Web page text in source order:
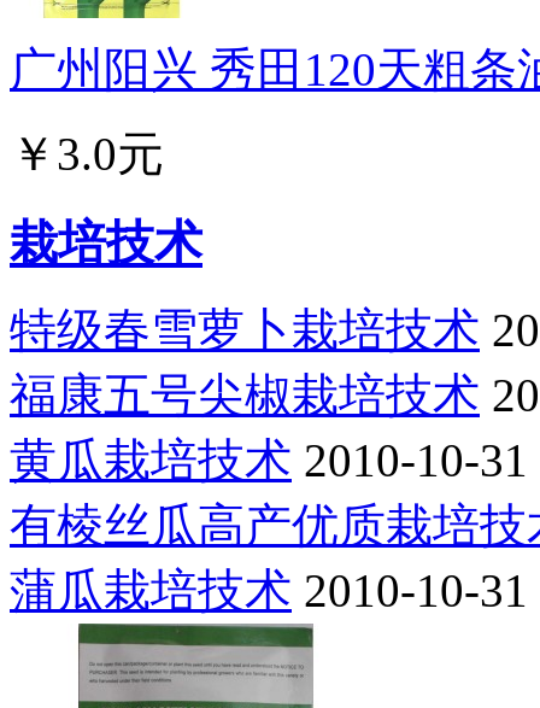
广州阳兴 秀田120天粗
￥3.0元
栽培技术
特级春雪萝卜栽培技术
福康五号尖椒栽培技术
黄瓜栽培技术 2010-10-31
有棱丝瓜高产优质栽培技
蒲瓜栽培技术 2010-10-31